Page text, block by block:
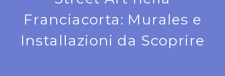
Franciacorta: Murales e
Installazioni da Scoprire